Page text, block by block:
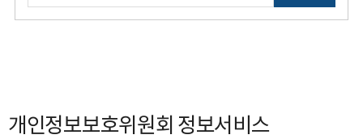
개인정보보호위원회 정보서비스